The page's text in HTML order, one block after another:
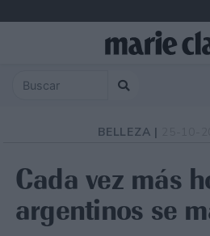
BELLEZA |
Cada vez más
argentinos se